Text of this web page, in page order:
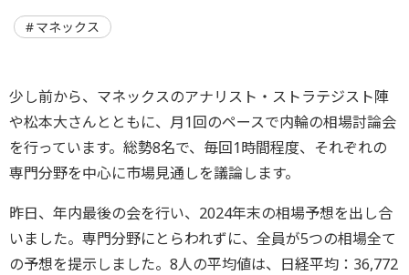
マネックス
少し前から、マネックスのアナリスト・ストラテジスト陣
や松本大さんとともに、月1回のペースで内輪の相場討論会
を行っています。総勢8名で、毎回1時間程度、それぞれの
専門分野を中心に市場見通しを議論します。
昨日、年内最後の会を行い、2024年末の相場予想を出し合
いました。専門分野にとらわれずに、全員が5つの相場全て
の予想を提示しました。8人の平均値は、日経平均：36,772